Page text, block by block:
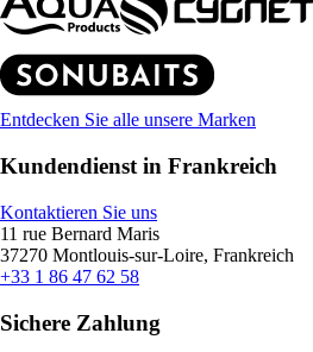
Entdecken Sie alle unsere Marken
Kundendienst in Frankreich
Kontaktieren Sie uns
11 rue Bernard Maris
37270 Montlouis-sur-Loire, Frankreich
+33 1 86 47 62 58
Sichere Zahlung